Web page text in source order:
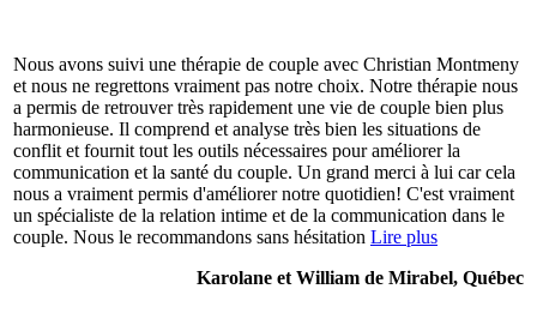
Nous avons suivi une thérapie de couple avec Christian Montmeny
et nous ne regrettons vraiment pas notre choix. Notre thérapie nous
a permis de retrouver très rapidement une vie de couple bien plus
harmonieuse. Il comprend et analyse très bien les situations de
conflit et fournit tout les outils nécessaires pour améliorer la
communication et la santé du couple. Un grand merci à lui car cela
nous a vraiment permis d'améliorer notre quotidien! C'est vraiment
un spécialiste de la relation intime et de la communication dans le
couple. Nous le recommandons sans hésitation Lire plus
Karolane et William de Mirabel, Québec